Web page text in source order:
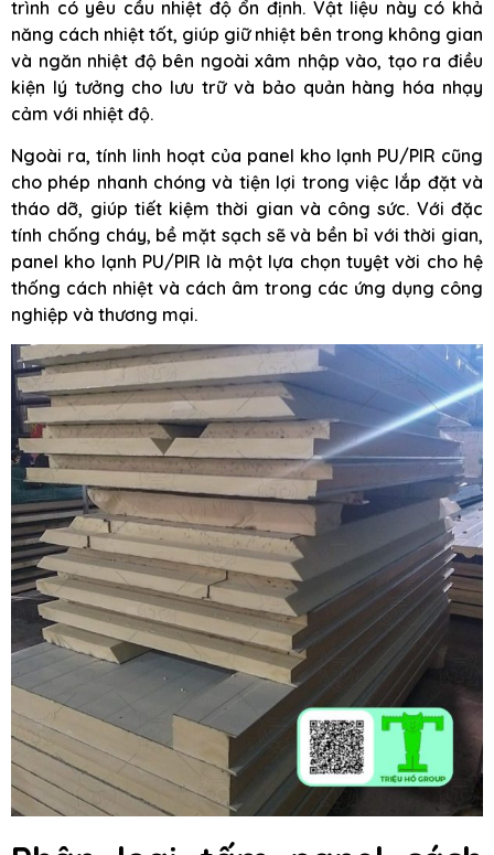
trình có yêu cầu nhiệt độ ổn định. Vật liệu này có khả
năng cách nhiệt tốt, giúp giữ nhiệt bên trong không gian
và ngăn nhiệt độ bên ngoài xâm nhập vào, tạo ra điều
kiện lý tưởng cho lưu trữ và bảo quản hàng hóa nhạy
cảm với nhiệt độ.
Ngoài ra, tính linh hoạt của panel kho lạnh PU/PIR cũng
cho phép nhanh chóng và tiện lợi trong việc lắp đặt và
tháo dỡ, giúp tiết kiệm thời gian và công sức. Với đặc
tính chống cháy, bề mặt sạch sẽ và bền bỉ với thời gian,
panel kho lạnh PU/PIR là một lựa chọn tuyệt vời cho hệ
thống cách nhiệt và cách âm trong các ứng dụng công
nghiệp và thương mại.